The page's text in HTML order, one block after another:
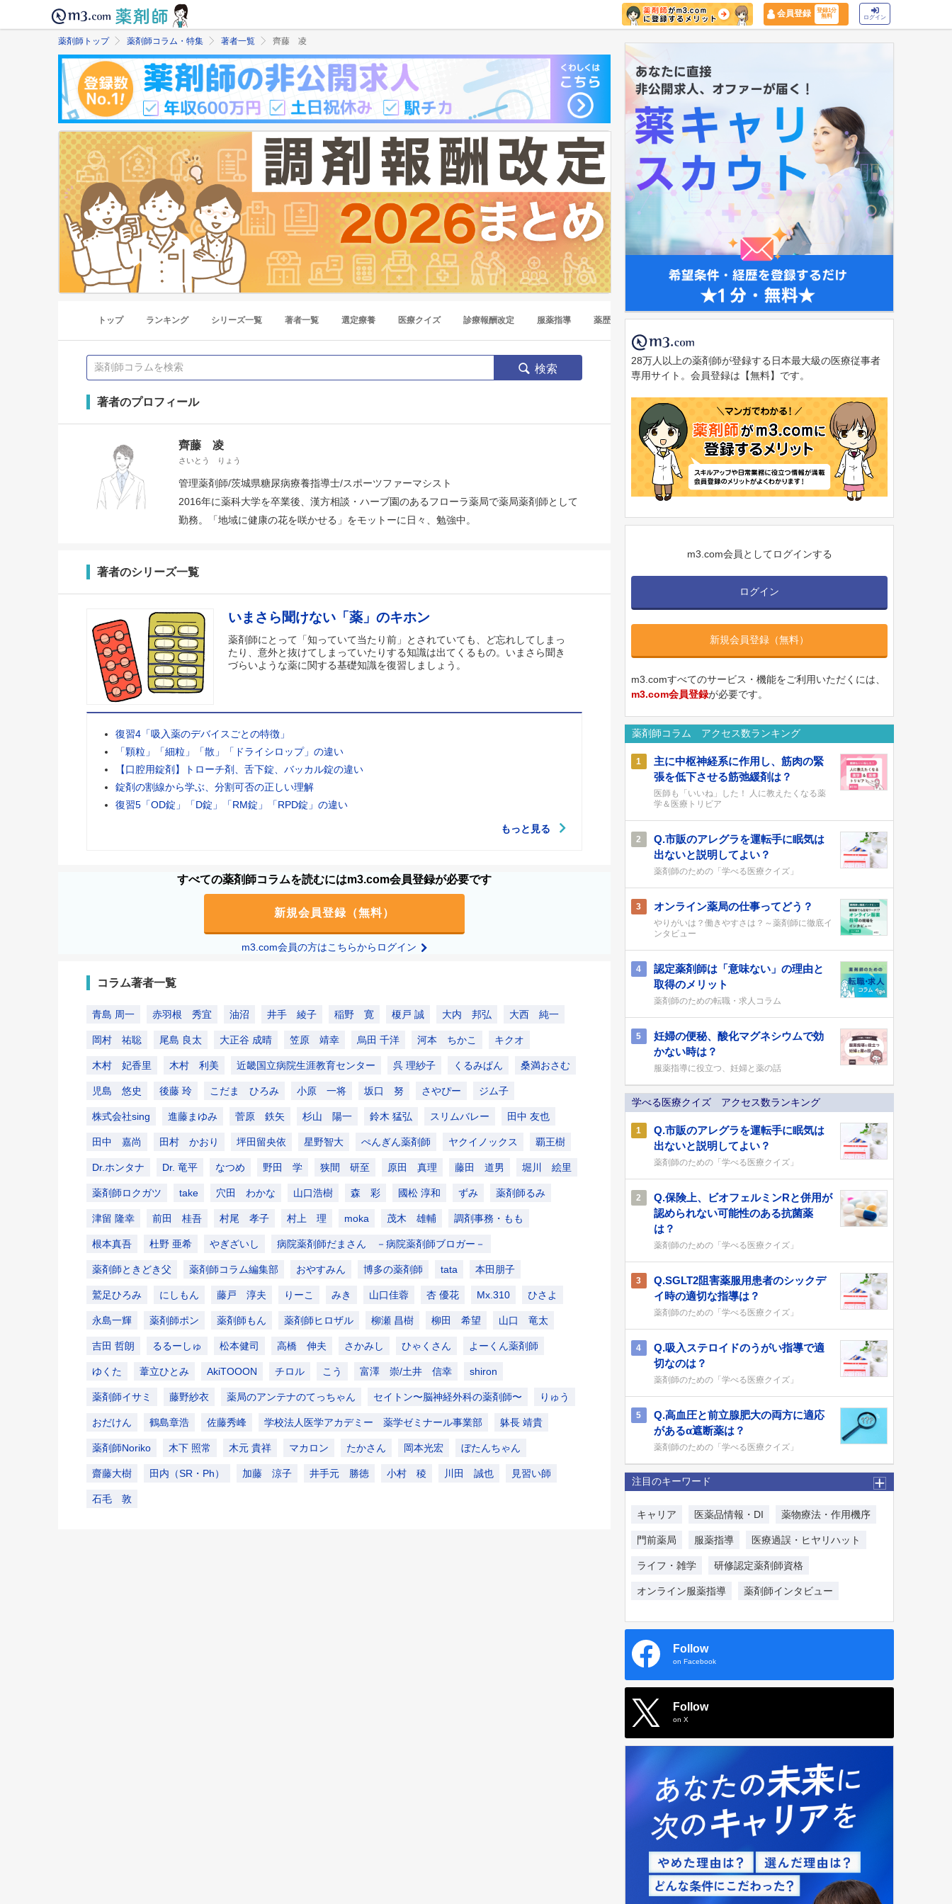
会員登録
登録1分
無料
ログイン
薬剤師トップ 薬剤師コラム・特集 著者一覧 齊藤 凌
トップ ランキング シリーズ一覧 著者一覧 選定療養 医療クイズ 診療報酬改定 服薬指導 薬歴 マイナ保険証
検索
著者のプロフィール
齊藤 凌
さいとう りょう
管理薬剤師/茨城県糖尿病療養指導士/スポーツファーマシスト
2016年に薬科大学を卒業後、漢方相談・ハーブ園のあるフローラ薬局で薬局薬剤師として
勤務。「地域に健康の花を咲かせる」をモットーに日々、勉強中。
著者のシリーズ一覧
いまさら聞けない「薬」のキホン
薬剤師にとって「知っていて当たり前」とされていても、ど忘れしてしまっ
たり、意外と抜けてしまっていたりする知識は出てくるもの。いまさら聞き
づらいような薬に関する基礎知識を復習しましょう。
復習4「吸入薬のデバイスごとの特徴」
「顆粒」「細粒」「散」「ドライシロップ」の違い
【口腔用錠剤】トローチ剤、舌下錠、バッカル錠の違い
錠剤の割線から学ぶ、分割可否の正しい理解
復習5「OD錠」「D錠」「RM錠」「RPD錠」の違い
もっと見る
すべての薬剤師コラムを読むにはm3.com会員登録が必要です
新規会員登録（無料）
m3.com会員の方はこちらからログイン
コラム著者一覧
青島 周一 赤羽根 秀宜 油沼 井手 綾子 稲野 寛 榎戸 誠 大内 邦弘 大西 純一
岡村 祐聡 尾島 良太 大正谷 成晴 笠原 靖幸 烏田 千洋 河本 ちかこ キクオ
木村 妃香里 木村 利美 近畿国立病院生涯教育センター 呉 理紗子 くるみぱん 桑満おさむ
児島 悠史 後藤 玲 こだま ひろみ 小原 一将 坂口 努 さやぴー ジム子
株式会社sing 進藤まゆみ 菅原 鉄矢 杉山 陽一 鈴木 猛弘 スリムバレー 田中 友也
田中 嘉尚 田村 かおり 坪田留央依 星野智大 ぺんぎん薬剤師 ヤクイノックス 覇王樹
Dr.ホンタナ Dr. 竜平 なつめ 野田 学 狭間 研至 原田 真理 藤田 道男 堀川 絵里
薬剤師ロクガツ take 穴田 わかな 山口浩樹 森 彩 國松 淳和 ずみ 薬剤師るみ
津留 隆幸 前田 桂吾 村尾 孝子 村上 理 moka 茂木 雄輔 調剤事務・もも
根本真吾 杜野 亜希 やぎざいし 病院薬剤師だまさん －病院薬剤師ブロガー－
薬剤師ときどき父 薬剤師コラム編集部 おやすみん 博多の薬剤師 tata 本田朋子
鷲足ひろみ にしもん 藤戸 淳夫 りーこ みき 山口佳蓉 杏 優花 Mx.310 ひさよ
永島一輝 薬剤師ポン 薬剤師もん 薬剤師ヒロザル 柳瀬 昌樹 柳田 希望 山口 竜太
吉田 哲朗 るるーしゅ 松本健司 高橋 伸夫 さかみし ひゃくさん よーくん薬剤師
ゆくた 葦立ひとみ AkiTOOON チロル こう 富澤 崇/土井 信幸 shiron
薬剤師イサミ 藤野紗衣 薬局のアンテナのてっちゃん セイトン〜脳神経外科の薬剤師〜 りゅう
おだけん 鶴島章浩 佐藤秀峰 学校法人医学アカデミー 薬学ゼミナール事業部 躰長 靖貴
薬剤師Noriko 木下 照常 木元 貴祥 マカロン たかさん 岡本光宏 ぼたんちゃん
齋藤大樹 田内（SR・Ph） 加藤 涼子 井手元 勝徳 小村 稜 川田 誠也 見習い師
石毛 敦
28万人以上の薬剤師が登録する日本最大級の医療従事者
専用サイト。会員登録は【無料】です。
m3.com会員としてログインする
ログイン
新規会員登録（無料）
m3.comすべてのサービス・機能をご利用いただくには、
m3.com会員登録が必要です。
薬剤師コラム アクセス数ランキング
1
主に中枢神経系に作用し、筋肉の緊
張を低下させる筋弛緩剤は？
医師も「いいね」した！ 人に教えたくなる薬
学＆医療トリビア
2
Q.市販のアレグラを運転手に眠気は
出ないと説明してよい？
薬剤師のための「学べる医療クイズ」
3 オンライン薬局の仕事ってどう？
やりがいは？働きやすさは？～薬剤師に徹底イ
ンタビュー
4
認定薬剤師は「意味ない」の理由と
取得のメリット
薬剤師のための転職・求人コラム
5
妊婦の便秘、酸化マグネシウムで効
かない時は？
服薬指導に役立つ、妊婦と薬の話
学べる医療クイズ アクセス数ランキング
1
Q.市販のアレグラを運転手に眠気は
出ないと説明してよい？
薬剤師のための「学べる医療クイズ」
2
Q.保険上、ビオフェルミンRと併用が
認められない可能性のある抗菌薬
は？
薬剤師のための「学べる医療クイズ」
3
Q.SGLT2阻害薬服用患者のシックデ
イ時の適切な指導は？
薬剤師のための「学べる医療クイズ」
4
Q.吸入ステロイドのうがい指導で適
切なのは？
薬剤師のための「学べる医療クイズ」
5
Q.高血圧と前立腺肥大の両方に適応
があるα遮断薬は？
薬剤師のための「学べる医療クイズ」
注目のキーワード
キャリア 医薬品情報・DI 薬物療法・作用機序
門前薬局 服薬指導 医療過誤・ヒヤリハット
ライフ・雑学 研修認定薬剤師資格
オンライン服薬指導 薬剤師インタビュー
Follow
on Facebook
Follow
on X